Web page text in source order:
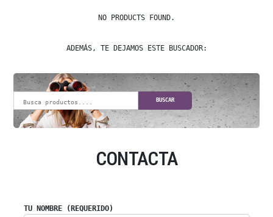
NO PRODUCTS FOUND.
ADEMÁS, TE DEJAMOS ESTE BUSCADOR:
BUSCAR
CONTACTA
TU NOMBRE (REQUERIDO)